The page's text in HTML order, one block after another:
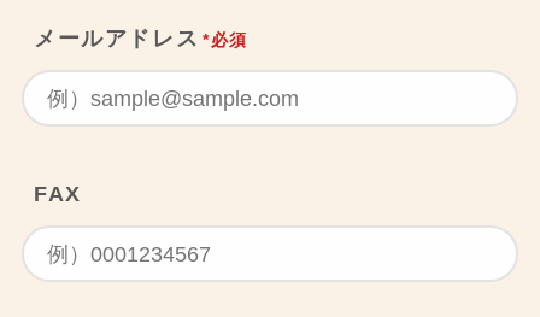
メールアドレス *必須
FAX